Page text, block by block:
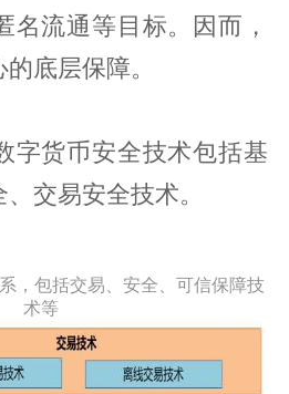
名流通等目标。因而，
底层保障。
字货币安全技术包括基
交易安全技术。
，包括交易、安全、可信保障技
术等